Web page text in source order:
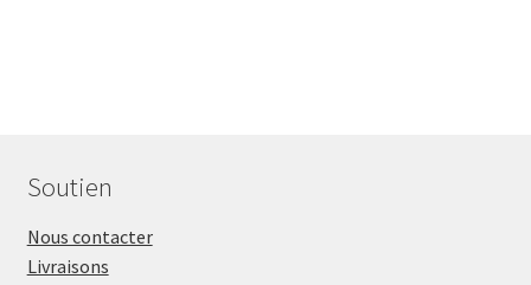
Soutien
Nous contacter
Livraisons